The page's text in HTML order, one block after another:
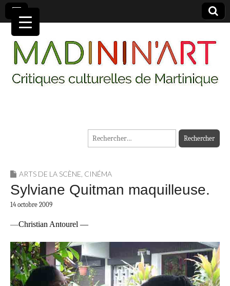
MADININ'ART
Rechercher :
ARTS DE LA SCÈNE, CINÉMA
Sylviane Quitman maquilleuse.
14 octobre 2009
—Christian Antourel —